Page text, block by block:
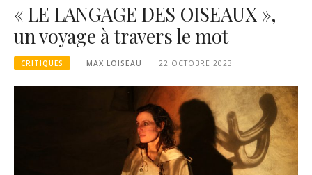
« LE LANGAGE DES OISEAUX »,
un voyage à travers le mot
CRITIQUES MAX LOISEAU 22 OCTOBRE 2023